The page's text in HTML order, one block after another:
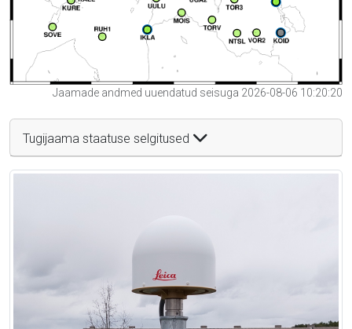
Jaamade andmed uuendatud seisuga 2026-08-06 10:20:20
Tugijaama staatuse selgitused